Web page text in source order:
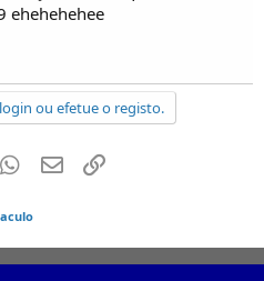
ehehehehee
ou efetue o registo.
Whatsapp
Email